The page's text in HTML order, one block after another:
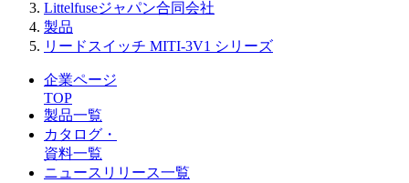
Littelfuseジャパン合同会社
製品
リードスイッチ MITI-3V1 シリーズ
企業ページ
TOP
製品一覧
カタログ・
資料一覧
ニュースリリース一覧